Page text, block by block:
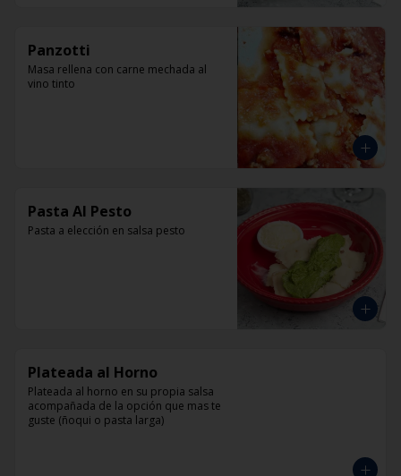
Panzotti
Masa rellena con carne mechada al
vino tinto
Pasta Al Pesto
Pasta a elección en salsa pesto
Plateada al Horno
Plateada al horno en su propia salsa
acompañada de la opción que mas te
guste (ñoqui o pasta larga)